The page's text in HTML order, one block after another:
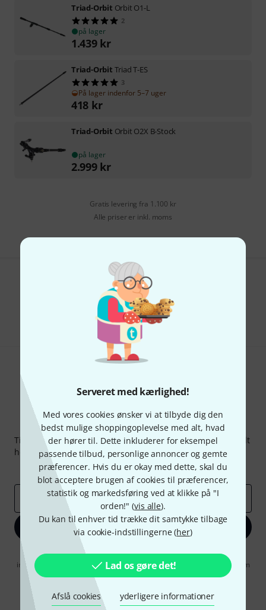
Serveret med kærlighed!
Med vores cookies ønsker vi at tilbyde dig den
bedst mulige shoppingoplevelse med alt, hvad
der hører til. Dette inkluderer for eksempel
passende tilbud, personlige annoncer og gemte
præferencer. Hvis du er okay med dette, skal du
blot acceptere brugen af cookies til præferencer,
statistik og markedsføring ved at klikke på "I
orden!" (vis alle).
Du kan til enhver tid trække dit samtykke tilbage
via cookie-indstillingerne (her)
Lad os gøre det!
Afslå cookies yderligere informationer
Triad-Orbit Orbit O1-L
2
på lager
1.439 kr
Triad-Orbit Triad T-ES
3
På lager indenfor 5–7 uger
418 kr
Triad-Orbit Orbit O2X B-Stock
på lager
2.999 kr
Gratis levering fra 1.100 kr
Alle priser er inkl. moms
Kan du lide det du ser?
Hjælp og feedback
Thomann Newsletter
Tilmeld dig Thomann Nyhedsbrevet på engelsk og med lidt
held kan du vinde en af50 gavekorthver værdi50 €!
Inspirerende bidrag
Tilbud Thomann-indsigter
Email adresse *
Tilmeld dig nu
Når jeg klikker på "Tilmeld dig nu", erklærer jeg mig samtidig
indforstået med at modtage e-mail-reklame. Dette tilsagn kan når som
helst trækkes tilbage. Find yderligere informationer i vores
informationer om databeskyttelse
* Obligatorisk felt